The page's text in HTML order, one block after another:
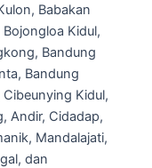
Babakan
Kidul,
Bandung
Bandung
Kidul,
Andir, Cidadap,
Mandalajati,
dan